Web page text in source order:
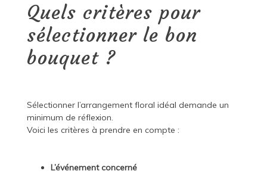
Quels critères pour
sélectionner le bon
bouquet ?
Sélectionner l’arrangement floral idéal demande un
minimum de réflexion.
Voici les critères à prendre en compte :
L’événement concerné